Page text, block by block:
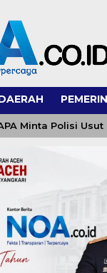
Polisi Usut